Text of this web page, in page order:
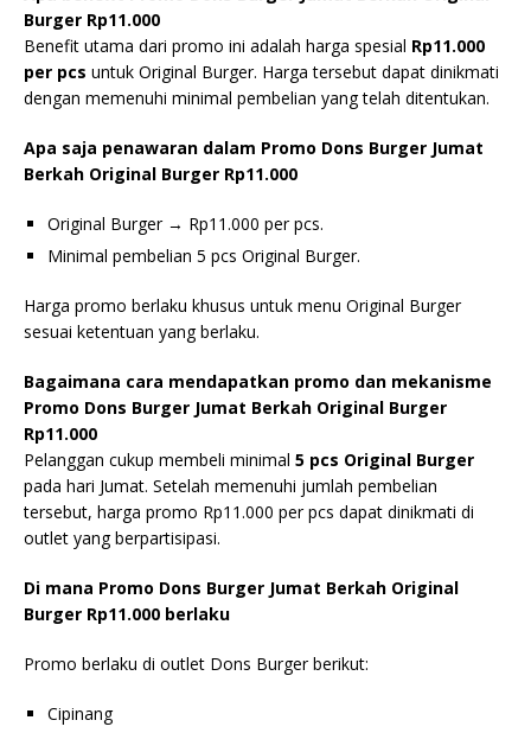
Burger Rp11.000
Benefit utama dari promo ini adalah harga spesial Rp11.000
per pcs untuk Original Burger. Harga tersebut dapat dinikmati
dengan memenuhi minimal pembelian yang telah ditentukan.
Apa saja penawaran dalam Promo Dons Burger Jumat
Berkah Original Burger Rp11.000
Original Burger → Rp11.000 per pcs.
Minimal pembelian 5 pcs Original Burger.
Harga promo berlaku khusus untuk menu Original Burger
sesuai ketentuan yang berlaku.
Bagaimana cara mendapatkan promo dan mekanisme
Promo Dons Burger Jumat Berkah Original Burger
Rp11.000
Pelanggan cukup membeli minimal 5 pcs Original Burger
pada hari Jumat. Setelah memenuhi jumlah pembelian
tersebut, harga promo Rp11.000 per pcs dapat dinikmati di
outlet yang berpartisipasi.
Di mana Promo Dons Burger Jumat Berkah Original
Burger Rp11.000 berlaku
Promo berlaku di outlet Dons Burger berikut:
Cipinang